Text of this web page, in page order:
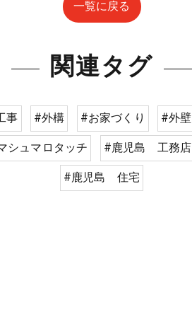
一覧に戻る
関連タグ
事 #外構 #お家づくり #外壁
シュマロタッチ #鹿児島 工務店
#鹿児島 住宅